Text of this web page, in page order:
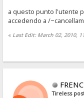
a questo punto l'utente
accedendo a /
« Last Edit: March 02, 2010,
Tireless